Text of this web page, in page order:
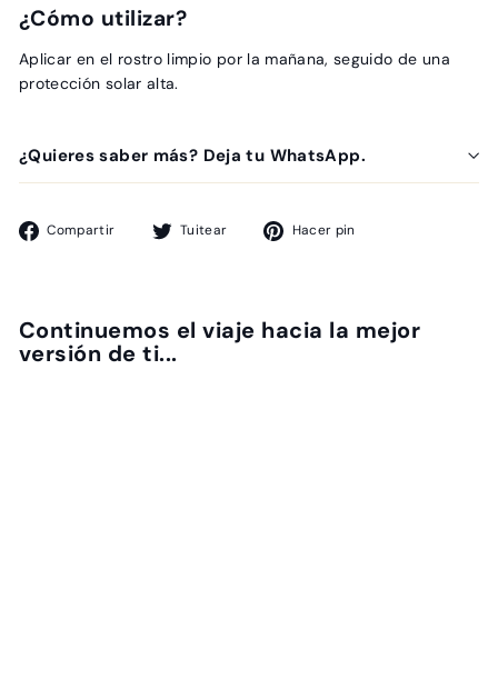
¿Cómo utilizar?
Aplicar en el rostro limpio por la mañana, seguido de una
protección solar alta.
¿Quieres saber más? Deja tu WhatsApp.
Compartir
Compartir
Tuitear
TuitearHacer pin
Continuemos el viaje hacia la mejor
versión de ti...